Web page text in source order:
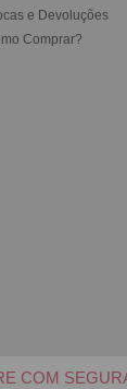
e Devoluções
Comprar?
COM